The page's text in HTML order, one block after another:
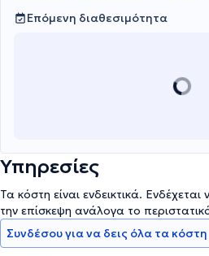
της Αθλητιατρικής Εταιρείας
Επόμενη διαθεσιμότητα
Υπηρεσίες
Τα κόστη είναι ενδεικτικά.
την επίσκεψη ανάλογα το
Συνδέσου για να δεις όλα τα κόστη